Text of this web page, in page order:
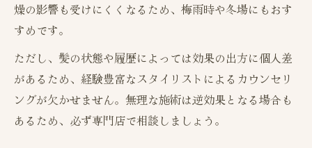
燥の影響も受けにくくなるため、梅雨時や冬場にもおす
すめです。
ただし、髪の状態や履歴によっては効果の出方に個人差
があるため、経験豊富なスタイリストによるカウンセリ
ングが欠かせません。無理な施術は逆効果となる場合も
あるため、必ず専門店で相談しましょう。